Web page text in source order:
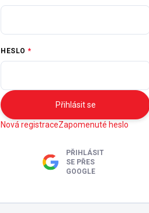
HESLO
Přihlásit se
Nová registraceZapomenuté heslo
PŘIHLÁSIT
SE PŘES
GOOGLE